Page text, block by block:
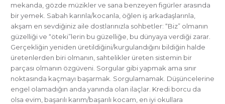
mekanda, gözde müzikler ve sana benzeyen figürler arasında
bir yemek. Sabah karınla/kocanla, öğlen iş arkadaşlarınla,
akşam en sevdiğiniz aile dostlarınızla sohbetler: “Biz” olmanın
güzelliği ve “öteki”lerin bu güzelliğe, bu dünyaya verdiği zarar.
Gerçekliğin yeniden üretildiğini/kurgulandığını bildiğin halde
üretenlerden biri olmanın, sahtelikler üreten sistemin bir
parçası olmanın özgüveni. Sorgular gibi yapmak ama sınır
noktasında kaçmayı başarmak. Sorgulamamak. Düşüncelerine
engel olamadığın anda yanında olan ilaçlar. Kredi borcu da
olsa evim, başarılı karım/başarılı kocam, en iyi okullara